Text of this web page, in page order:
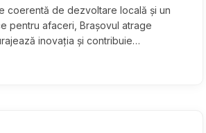
coerentă de dezvoltare locală și un
pentru afaceri, Brașovul atrage
inovația și contribuie…